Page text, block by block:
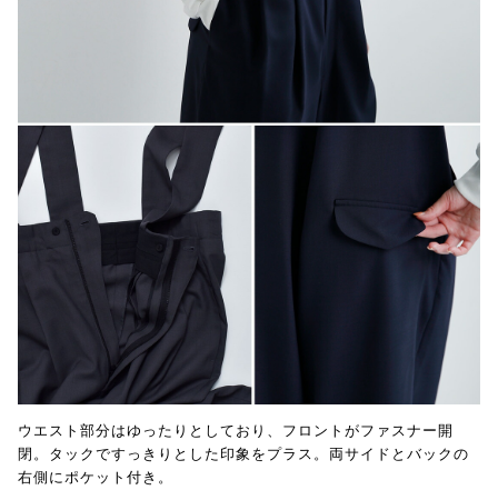
ウエスト部分はゆったりとしており、フロントがファスナー開
閉。タックですっきりとした印象をプラス。両サイドとバックの
右側にポケット付き。